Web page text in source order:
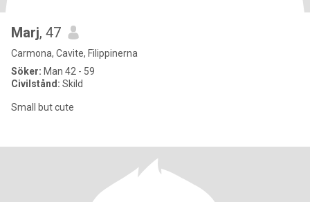
Marj, 47
Carmona, Cavite, Filippinerna
Söker: Man 42 - 59
Civilstånd: Skild
Small but cute